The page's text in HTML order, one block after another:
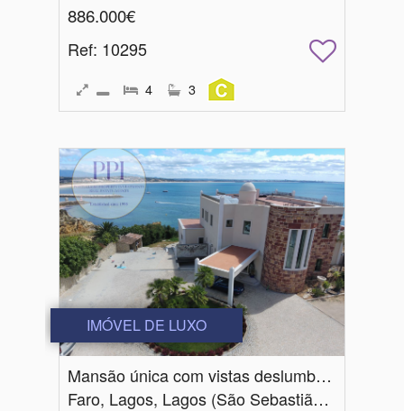
886.000€
Ref: 10295
4 3
IMÓVEL DE LUXO
Mansão única com vistas deslumbrantes sobre o mar
Faro, Lagos, Lagos (São Sebastião e Santa Maria)